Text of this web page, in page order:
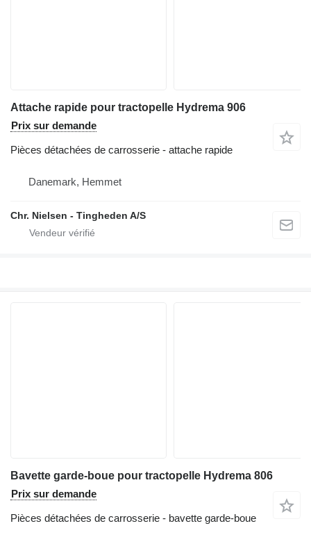
Attache rapide pour tractopelle Hydrema 906
Prix sur demande
Pièces détachées de carrosserie - attache rapide
Danemark, Hemmet
Chr. Nielsen - Tingheden A/S
Bavette garde-boue pour tractopelle Hydrema 806
Prix sur demande
Pièces détachées de carrosserie - bavette garde-boue